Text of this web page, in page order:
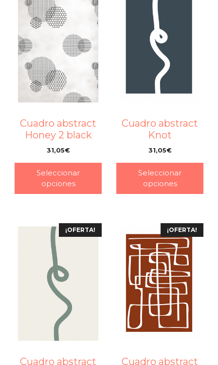
Cuadro abstract
Honey 2 black
31,05€
Seleccionar
opciones
Cuadro abstract
Knot
31,05€
Seleccionar
opciones
¡OFERTA!
Cuadro abstract
¡OFERTA!
Cuadro abstract